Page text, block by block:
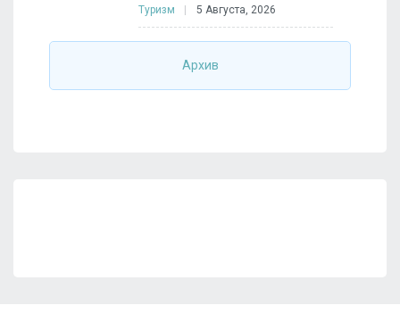
Туризм 5 Августа, 2026
Архив